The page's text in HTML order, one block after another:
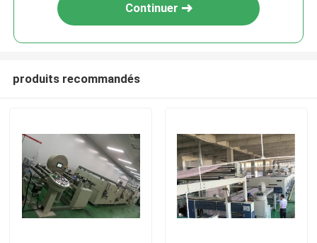
Continuer
produits recommandés